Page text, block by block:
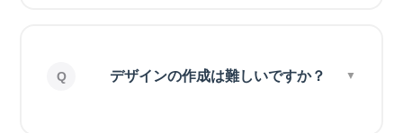
デザインの作成は難しいですか？